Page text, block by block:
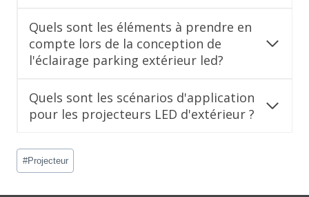
Quels sont les éléments à prendre en
compte lors de la conception de
l'éclairage parking extérieur led?
Quels sont les scénarios d'application
pour les projecteurs LED d'extérieur ?
Post
Tags:
#Projecteur